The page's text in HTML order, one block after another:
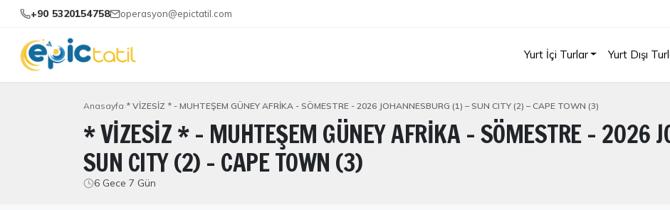
+90 5320154758 operasyon@epictatil.com
Yurt İçi Turlar Yurt Dışı
Anasayfa * VİZESİZ * - MUHTEŞEM GÜNEY AFRİKA - SÖMESTRE - 2026 JOHANNESBURG (1) – SUN CITY (2) – CAPE TOWN (3)
* VİZESİZ * - MUHTEŞEM GÜNEY AFRİKA - SÖMESTRE - 2026
SUN CITY (2) – CAPE TOWN (3)
6 Gece 7 Gün